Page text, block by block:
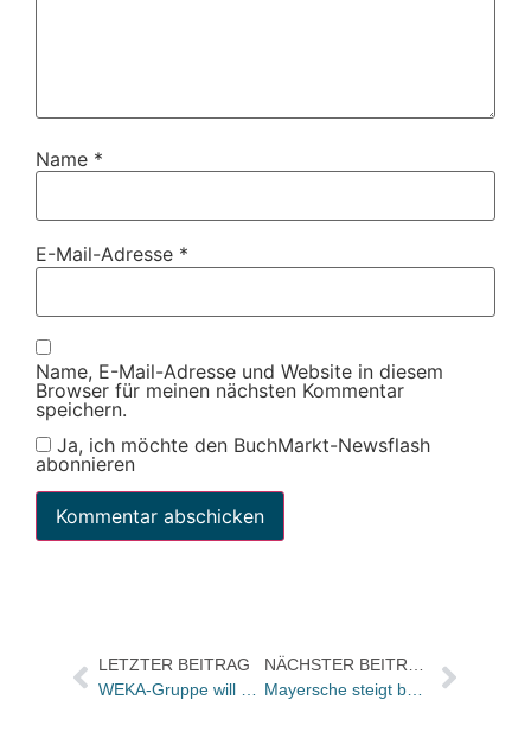
Name *
E-Mail-Adresse *
Name, E-Mail-Adresse und Website in diesem
Browser für meinen nächsten Kommentar
speichern.
Ja, ich möchte den BuchMarkt-Newsflash
abonnieren
LETZTER BEITRAG